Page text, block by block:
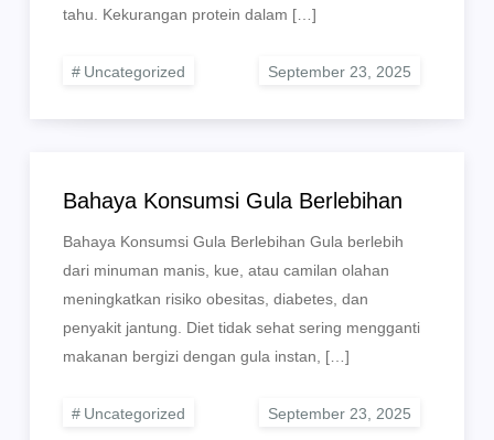
tahu. Kekurangan protein dalam […]
Uncategorized
Bahaya Konsumsi Gula Berlebihan
Bahaya Konsumsi Gula Berlebihan Gula berlebih
dari minuman manis, kue, atau camilan olahan
meningkatkan risiko obesitas, diabetes, dan
penyakit jantung. Diet tidak sehat sering mengganti
makanan bergizi dengan gula instan, […]
Uncategorized